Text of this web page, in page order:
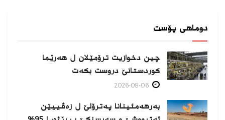
دوماهی پۆست
چین دخوازیت ترۆمێلان ل هەرێما
كوردستانێ دروست بكەت
بەرهەمئینانا په‌ترۆلێ ل زه‌ڤییێن